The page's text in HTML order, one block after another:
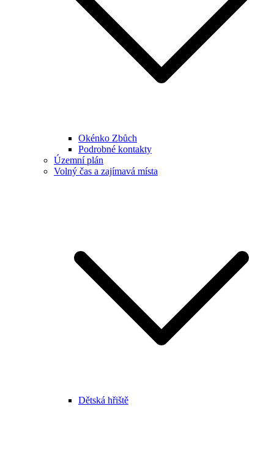
Okénko Zbůch
Podrobné kontakty
Územní plán
Volný čas a zajímavá místa
Dětská hřiště